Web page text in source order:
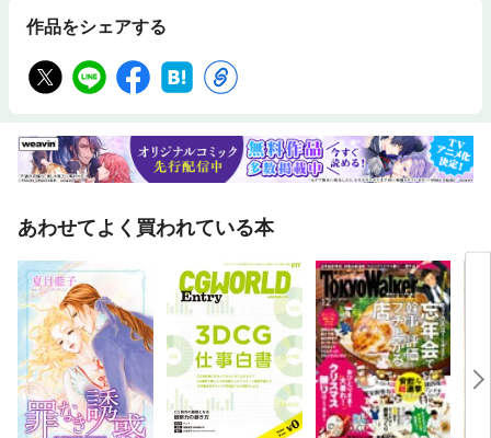
ービスを実現できる‐‐‐中西崇文◆3Dモデリングを始めたきっかけは『アイ
した。記載内容は印刷出版当時のものです。※印刷出版再現のため電子書
籍としては不要な情報を含んでいる…
作品をシェアする
あわせてよく買われている本